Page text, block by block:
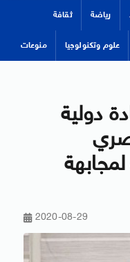
رياضة ثقافة
علوم وتكنولوجيا منوعات
دولية
لمجابهة
2020-08-29